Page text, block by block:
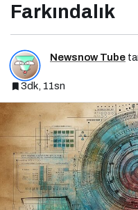
Farkındalık
Newsnow Tube
3dk, 11sn